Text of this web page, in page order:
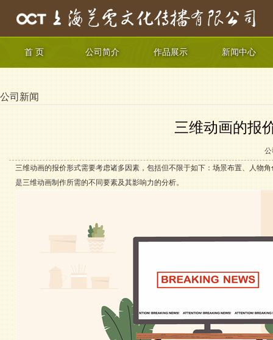
首 页 公司简介 作品展示 新闻中心
公司新闻
三维动画的报
公
三维动画的报价形式需要考虑诸多因素，包括但不限于如下：场景布置、人物
是三维动画制作所需的不同要素及其影响力的分析。